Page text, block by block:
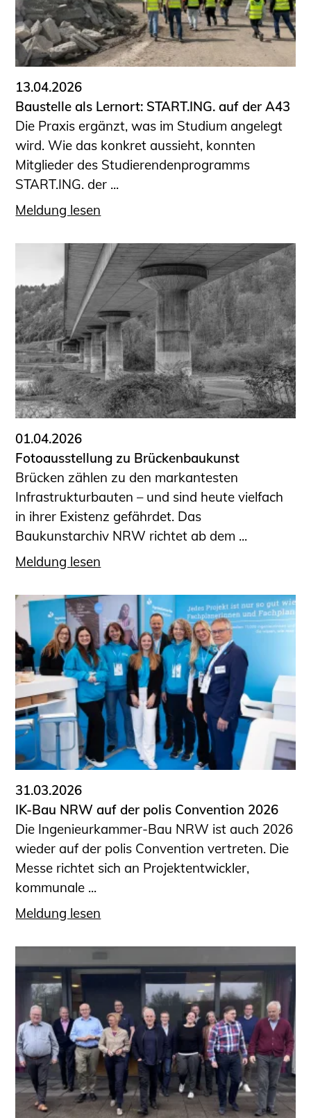
13.04.2026
Baustelle als Lernort: START.ING. auf der A43
Die Praxis ergänzt, was im Studium angelegt
wird. Wie das konkret aussieht, konnten
Mitglieder des Studierendenprogramms
START.ING. der ...
Meldung lesen
01.04.2026
Fotoausstellung zu Brückenbaukunst
Brücken zählen zu den markantesten
Infrastrukturbauten – und sind heute vielfach
in ihrer Existenz gefährdet. Das
Baukunstarchiv NRW richtet ab dem ...
Meldung lesen
31.03.2026
IK-Bau NRW auf der polis Convention 2026
Die Ingenieurkammer-Bau NRW ist auch 2026
wieder auf der polis Convention vertreten. Die
Messe richtet sich an Projektentwickler,
kommunale ...
Meldung lesen